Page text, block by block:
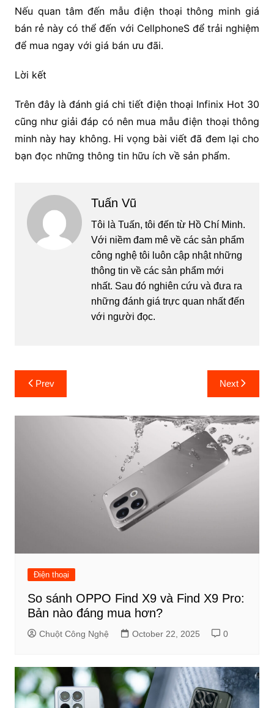
Nếu quan tâm đến mẫu điện thoại thông minh giá
bán rẻ này có thể đến với CellphoneS để trải nghiệm
để mua ngay với giá bán ưu đãi.
Lời kết
Trên đây là đánh giá chi tiết điện thoại Infinix Hot 30
cũng như giải đáp có nên mua mẫu điện thoại thông
minh này hay không. Hi vọng bài viết đã đem lại cho
bạn đọc những thông tin hữu ích về sản phẩm.
Tuấn Vũ
Tôi là Tuấn, tôi đến từ Hồ Chí Minh.
Với niềm đam mê về các sản phẩm
công nghệ tôi luôn cập nhật những
thông tin về các sản phẩm mới
nhất. Sau đó nghiên cứu và đưa ra
những đánh giá trực quan nhất đến
với người đọc.
Post
navigation
Prev Next
Điện thoại
So sánh OPPO Find X9 và Find X9 Pro:
Bản nào đáng mua hơn?
Chuột Công Nghệ October 22, 2025 0